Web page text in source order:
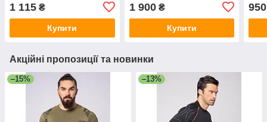
1 115 ₴
Купити
1 900₴
Купити
950
Акційні пропозиції та новинки
–15% –13%